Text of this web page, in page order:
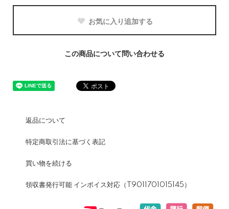
お気に入り追加する
この商品について問い合わせる
返品について
特定商取引法に基づく表記
買い物を続ける
領収書発行可能 インボイス対応（T9011701015145）